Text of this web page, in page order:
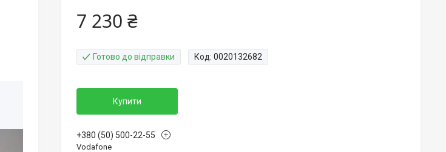
7 230 ₴
Готово до відправки Код: 0020132682
Купити
+380 (50) 500-22-55
Vodafone